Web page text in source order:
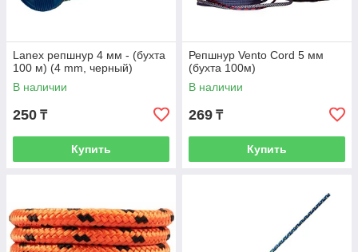
Lanex репшнур 4 мм - (бухта
100 м) (4 mm, черный)
В наличии
250 ₸
Купить
Репшнур Vento Cord 5 мм
(бухта 100м)
В наличии
269 ₸
Купить